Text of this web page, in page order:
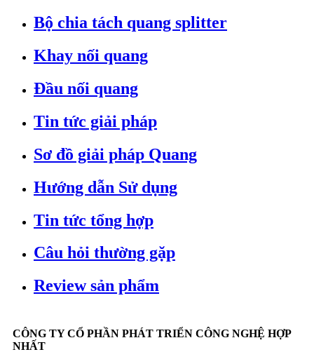
Bộ chia tách quang splitter
Khay nối quang
Đầu nối quang
Tin tức giải pháp
Sơ đồ giải pháp Quang
Hướng dẫn Sử dụng
Tin tức tổng hợp
Câu hỏi thường gặp
Review sản phẩm
CÔNG TY CỔ PHẦN PHÁT TRIỂN CÔNG NGHỆ HỢP
NHẤT